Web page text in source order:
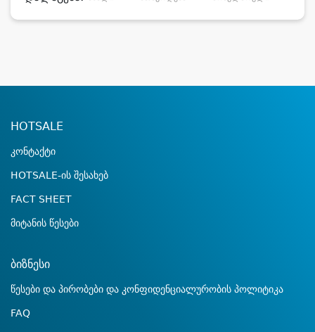
HOTSALE
კონტაქტი
HOTSALE-ის შესახებ
FACT SHEET
მიტანის წესები
ბიზნესი
წესები და პირობები და კონფიდენციალურობის პოლიტიკა
FAQ